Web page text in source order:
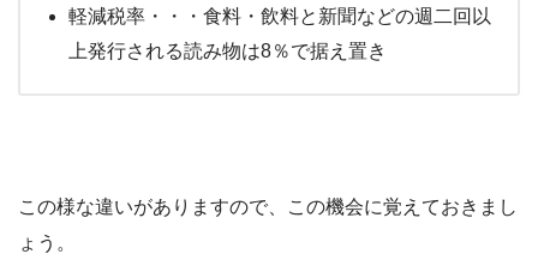
軽減税率・・・食料・飲料と新聞などの週二回以
上発行される読み物は8％で据え置き
この様な違いがありますので、この機会に覚えておきまし
ょう。